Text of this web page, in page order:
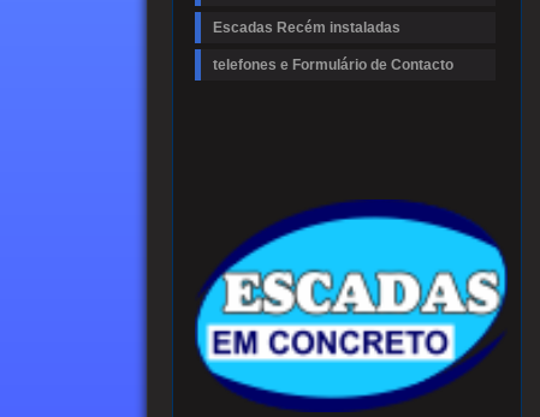
Escadas Recém instaladas
telefones e Formulário de Contacto